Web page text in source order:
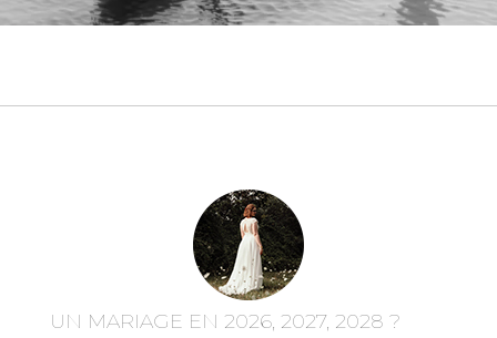
UN MARIAGE EN 2026, 2027, 2028 ?